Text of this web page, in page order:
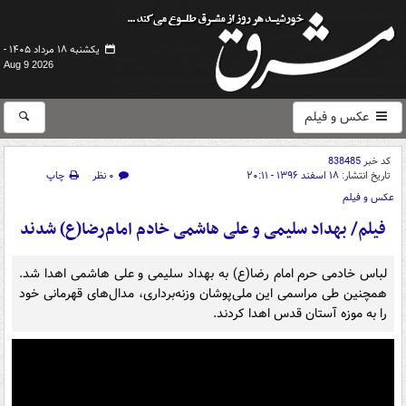
یکشنبه ۱۸ مرداد ۱۴۰۵ -
Aug 9 2026
عکس و فیلم
کد خبر838485
تاریخ انتشار: ۱۸ اسفند ۱۳۹۶ - ۲۰:۱۱ ۰ نظر
چاپ
عکس و فیلم
فیلم/ بهداد سلیمی و علی هاشمی خادم امام‌رضا(ع) شدند
لباس خادمی حرم امام رضا(ع) به بهداد سلیمی و علی هاشمی اهدا شد.
همچنین طی مراسمی این ملی‌پوشان وزنه‌برداری، مدال‌های قهرمانی خود
را به موزه آستان قدس اهدا کردند.